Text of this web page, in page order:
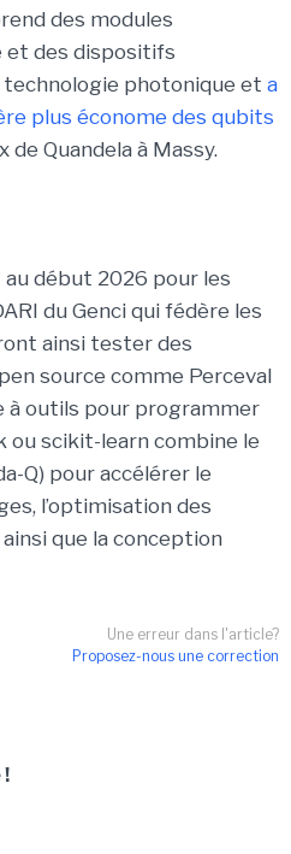
des modules
et des dispositifs
technologie photonique et a
plus économe des qubits
Quandela à Massy.
au début 2026 pour les
du Genci qui fédère les
ainsi tester des
source comme Perceval
à outils pour programmer
ou scikit-learn combine le
Q) pour accélérer le
l’optimisation des
que la conception
Une erreur dans l'article?
Proposez-nous une correction
!